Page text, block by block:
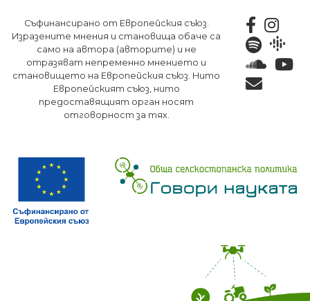
към
основното
съдържание
Съфинансирано от Европейския съюз.
Изразените мнения и становища обаче са
само на автора (авторите) и не
отразяват непременно мнението и
становището на Европейския съюз. Нито
Европейският съюз, нито
предоставящият орган носят
отговорност за тях.